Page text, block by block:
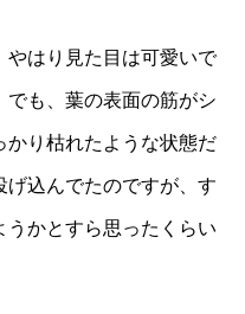
やはり見た目は可愛いで
も、葉の表面の筋がシ
かり枯れたような状態だ
げ込んでたのですが、す
うかとすら思ったくらい